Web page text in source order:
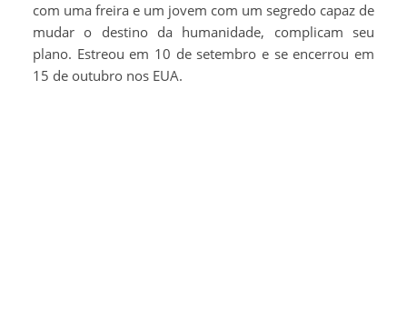
com uma freira e um jovem com um segredo capaz de
mudar o destino da humanidade, complicam seu
plano. Estreou em 10 de setembro e se encerrou em
15 de outubro nos EUA.